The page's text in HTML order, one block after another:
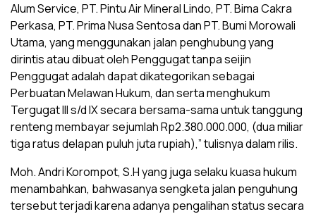
Alum Service, PT. Pintu Air Mineral Lindo, PT. Bima Cakra
Perkasa, PT. Prima Nusa Sentosa dan PT. Bumi Morowali
Utama, yang menggunakan jalan penghubung yang
dirintis atau dibuat oleh Penggugat tanpa seijin
Penggugat adalah dapat dikategorikan sebagai
Perbuatan Melawan Hukum, dan serta menghukum
Tergugat III s/d IX secara bersama-sama untuk tanggung
renteng membayar sejumlah Rp2.380.000.000, (dua miliar
tiga ratus delapan puluh juta rupiah),” tulisnya dalam rilis.
Moh. Andri Korompot, S.H yang juga selaku kuasa hukum
menambahkan, bahwasanya sengketa jalan penguhung
tersebut terjadi karena adanya pengalihan status secara